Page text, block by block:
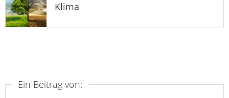
Klima
Ein Beitrag von: